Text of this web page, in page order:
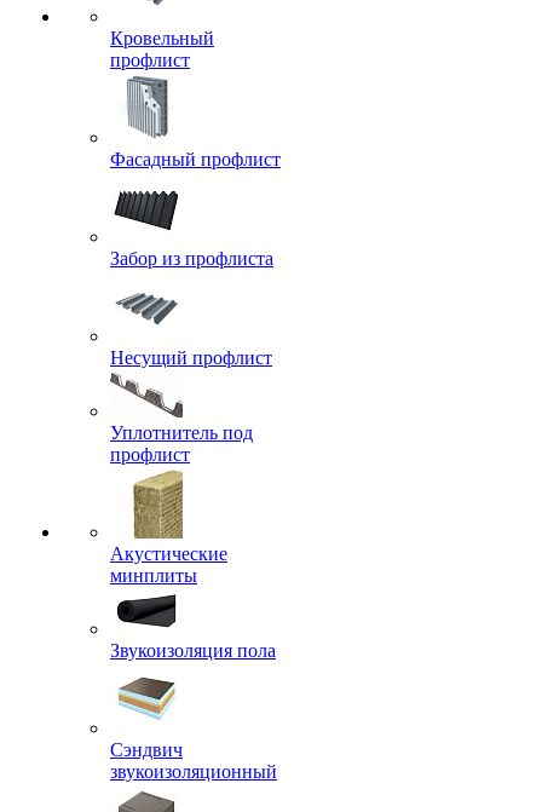
Кровельный
профлист
Фасадный профлист
Забор из профлиста
Несущий профлист
Уплотнитель под
профлист
Акустические
минплиты
Звукоизоляция пола
Сэндвич
звукоизоляционный